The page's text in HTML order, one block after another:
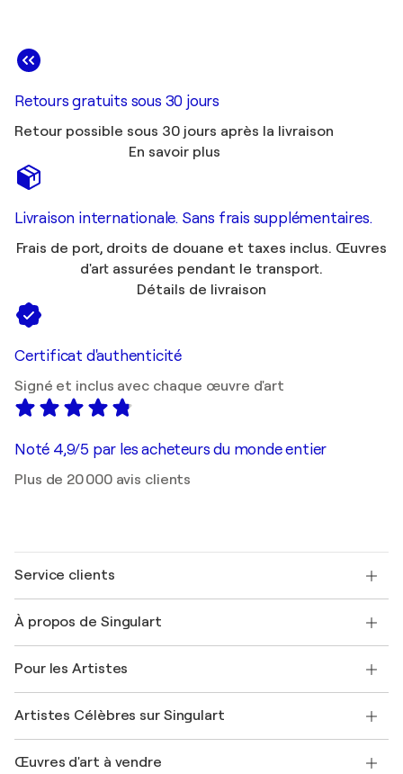
Retours gratuits sous 30 jours
Retour possible sous 30 jours après la livraison
En savoir plus
Livraison internationale. Sans frais supplémentaires.
Frais de port, droits de douane et taxes inclus. Œuvres
d'art assurées pendant le transport.
Détails de livraison
Certificat d'authenticité
Signé et inclus avec chaque œuvre d'art
Noté 4,9/5 par les acheteurs du monde entier
Plus de 20 000 avis clients
Service clients
Expédition
Offrir une carte cadeau
Rejoignez notre programme commercial
Mon compte
+33 1 76 44 06 42
À propos de Singulart
FAQ
Magazine Singulart
Emplois
Découvrez une sélection d'art original
Pour les Artistes
Se connecter en tant qu'Artiste
Artistes Célèbres sur Singulart
Marc Chagall
Œuvres d'art à vendre